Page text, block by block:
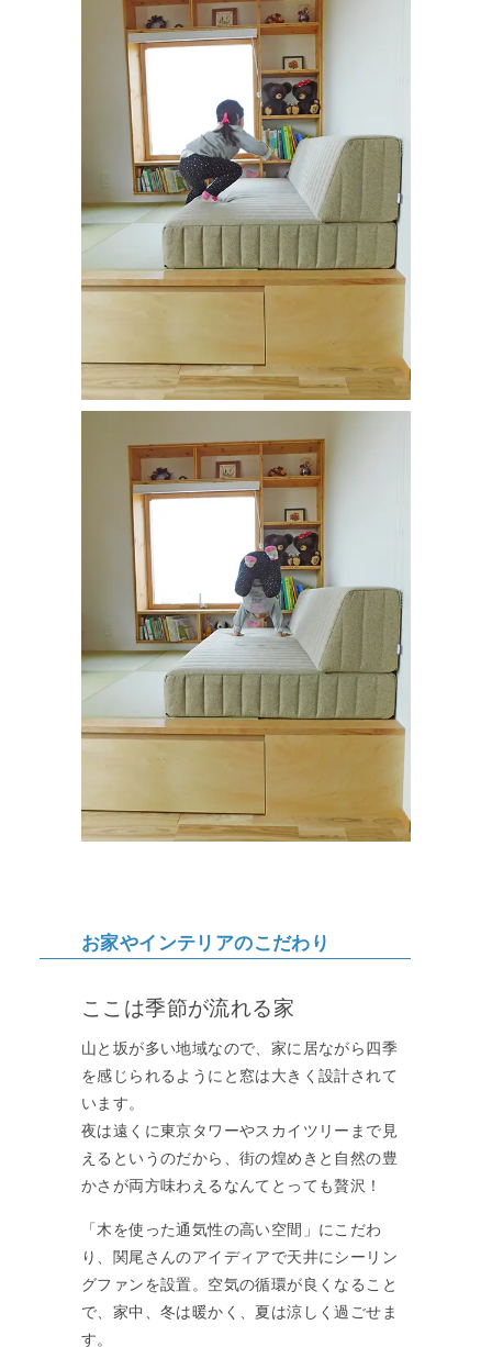
お家やインテリアのこだわり
ここは季節が流れる家
山と坂が多い地域なので、家に居ながら四季
を感じられるようにと窓は大きく設計されて
います。
夜は遠くに東京タワーやスカイツリーまで見
えるというのだから、街の煌めきと自然の豊
かさが両方味わえるなんてとっても贅沢！
「木を使った通気性の高い空間」にこだわ
り、関尾さんのアイディアで天井にシーリン
グファンを設置。空気の循環が良くなること
で、家中、冬は暖かく、夏は涼しく過ごせま
す。